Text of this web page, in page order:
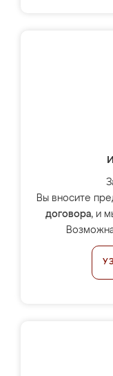
Вы вносите
договора, и